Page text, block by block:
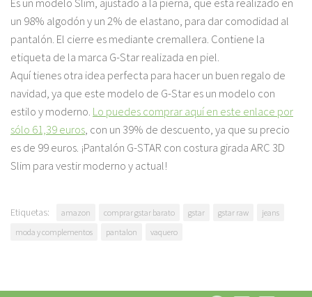
Es un modelo Slim, ajustado a la pierna, que esta realizado en
un 98% algodón y un 2% de elastano, para dar comodidad al
pantalón. El cierre es mediante cremallera. Contiene la
etiqueta de la marca G-Star realizada en piel.
Aquí tienes otra idea perfecta para hacer un buen regalo de
navidad, ya que este modelo de G-Star es un modelo con
estilo y moderno. Lo puedes comprar aquí en este enlace por
sólo 61,39 euros, con un 39% de descuento, ya que su precio
es de 99 euros. ¡Pantalón G-STAR con costura girada ARC 3D
Slim para vestir moderno y actual!
Etiquetas: amazon comprar gstar barato gstar gstar raw
jeans
moda y complementos
pantalon vaquero